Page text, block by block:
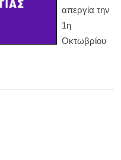
απεργία την
1η
Οκτωβρίου